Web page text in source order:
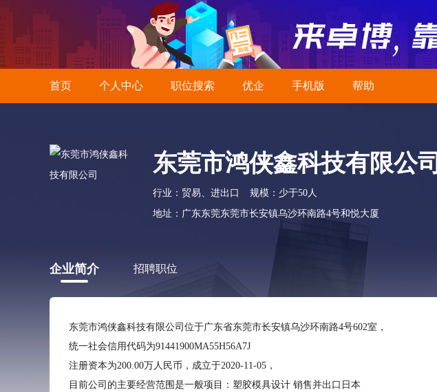
首页 个人中心 职位搜索 优企 手机版 帮助
东莞市鸿侠鑫科技有限公司
行业：贸易、进出口
规模：少于50人
地址：广东东莞东莞市长安镇乌沙环南路4号和悦大厦
企业简介 招聘职位
东莞市鸿侠鑫科技有限公司位于广东省东莞市长安镇乌沙环南路4号602室，
统一社会信用代码为91441900MA55H56A7J
注册资本为200.00万人民币，成立于2020-11-05，
目前公司的主要经营范围是一般项目：塑胶模具设计 销售并出口日本